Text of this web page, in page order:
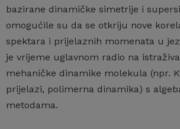
bazirane dinamičke simetrije i
omogućile su da se otkriju nove
spektara i prijelaznih momenata u
je vrijeme uglavnom radio na
mehaničke dinamike molekula (npr.
prijelazi, polimerna dinamika) s
metodama.